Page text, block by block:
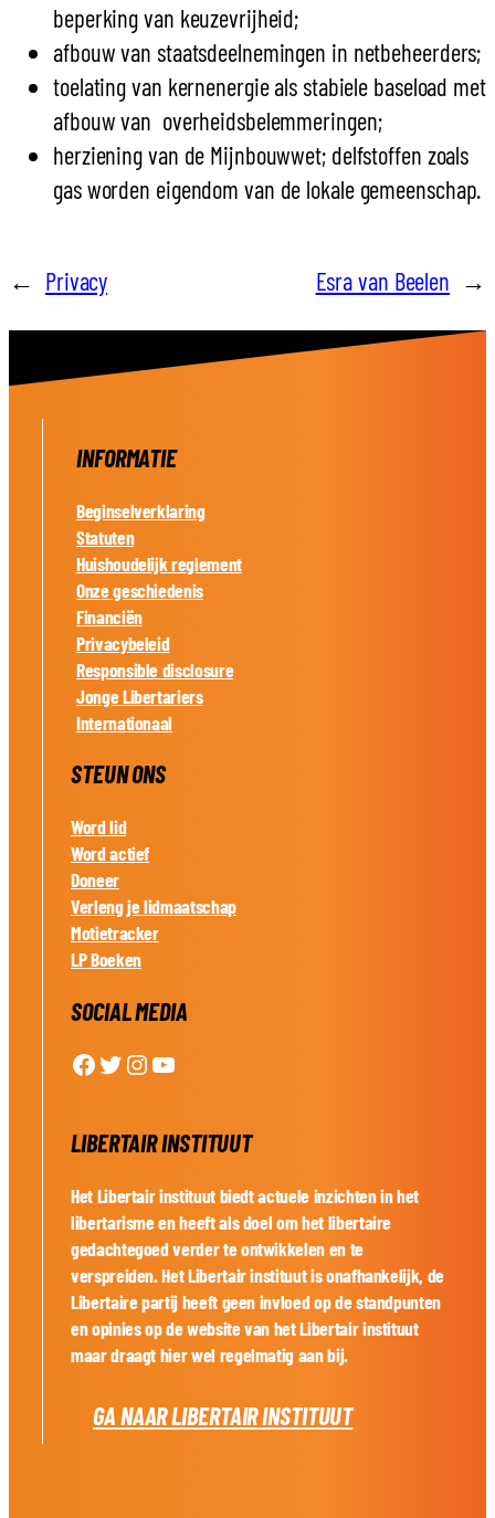
beperking van keuzevrijheid;
afbouw van staatsdeelnemingen in netbeheerders;
toelating van kernenergie als stabiele baseload met
afbouw van overheidsbelemmeringen;
herziening van de Mijnbouwwet; delfstoffen zoals
gas worden eigendom van de lokale gemeenschap.
← Privacy Esra van Beelen →
INFORMATIE
Beginselverklaring
Statuten
Huishoudelijk reglement
Onze geschiedenis
Financiën
Privacybeleid
Responsible disclosure
Jonge Libertariers
Internationaal
STEUN ONS
Word lid
Word actief
Doneer
Verleng je lidmaatschap
Motietracker
LP Boeken
SOCIAL MEDIA
Facebook Twitter Instagram YouTube
LIBERTAIR INSTITUUT
Het Libertair instituut biedt actuele inzichten in het
libertarisme en heeft als doel om het libertaire
gedachtegoed verder te ontwikkelen en te
verspreiden. Het Libertair instituut is onafhankelijk, de
Libertaire partij heeft geen invloed op de standpunten
en opinies op de website van het Libertair instituut
maar draagt hier wel regelmatig aan bij.
GA NAAR LIBERTAIR INSTITUUT